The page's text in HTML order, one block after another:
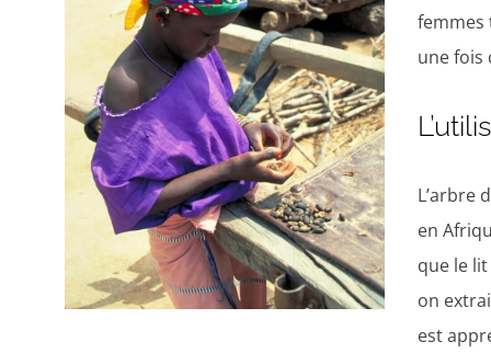
femmes
une fois
L’arbre
en
que le
on
est